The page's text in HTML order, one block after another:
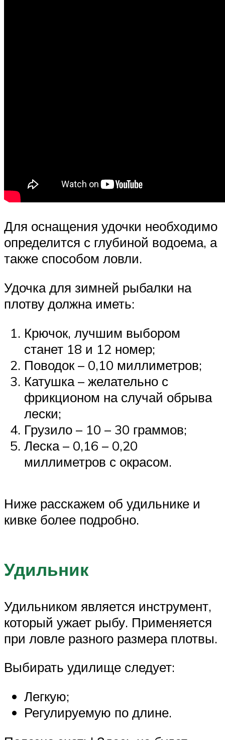
Для оснащения удочки необходимо
определится с глубиной водоема, а
также способом ловли.
Удочка для зимней рыбалки на
плотву должна иметь:
Крючок, лучшим выбором
станет 18 и 12 номер;
Поводок – 0,10 миллиметров;
Катушка – желательно с
фрикционом на случай обрыва
лески;
Грузило – 10 – 30 граммов;
Леска – 0,16 – 0,20
миллиметров с окрасом.
Ниже расскажем об удильнике и
кивке более подробно.
Удильник
Удильником является инструмент,
который ужает рыбу. Применяется
при ловле разного размера плотвы.
Выбирать удилище следует:
Легкую;
Регулируемую по длине.